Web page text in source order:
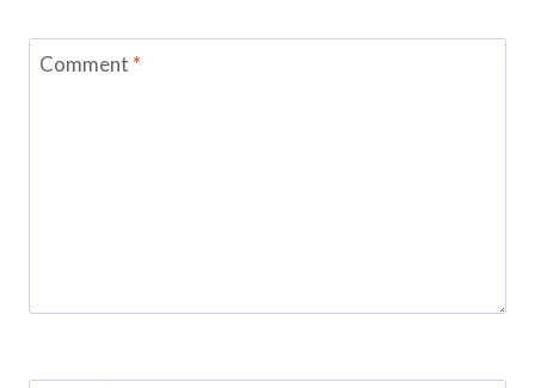
Comment *